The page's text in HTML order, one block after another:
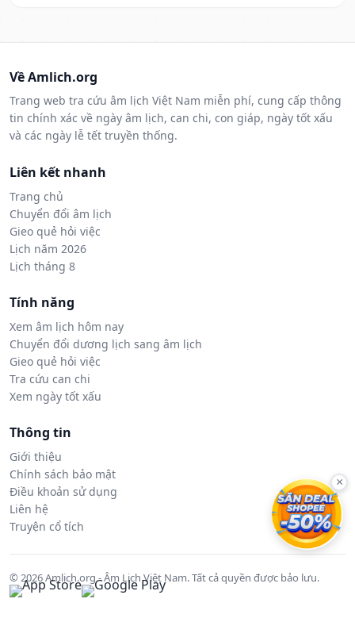
Về Amlich.org
Trang web tra cứu âm lịch Việt Nam miễn phí, cung cấp thông
tin chính xác về ngày âm lịch, can chi, con giáp, ngày tốt xấu
và các ngày lễ tết truyền thống.
Liên kết nhanh
Trang chủ
Chuyển đổi âm lịch
Gieo quẻ hỏi việc
Lịch năm 2026
Lịch tháng 8
Tính năng
Xem âm lịch hôm nay
Chuyển đổi dương lịch sang âm lịch
Gieo quẻ hỏi việc
Tra cứu can chi
Xem ngày tốt xấu
Thông tin
Giới thiệu
Chính sách bảo mật
Điều khoản sử dụng
Liên hệ
Truyện cổ tích
© 2026 Amlich.org - Âm Lịch Việt Nam. Tất cả quyền được bảo lưu.
×